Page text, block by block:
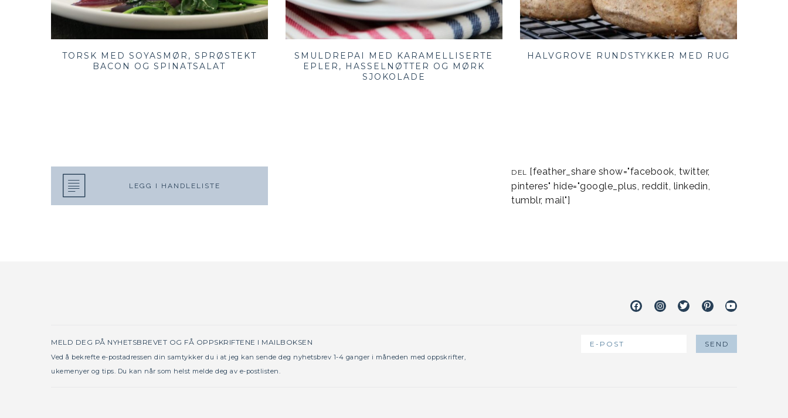
TORSK MED SOYASMØR, SPRØSTEKT
BACON OG SPINATSALAT
SMULDREPAI MED KARAMELLISERTE
EPLER, HASSELNØTTER OG MØRK
SJOKOLADE
HALVGROVE RUNDSTYKKER MED RUG
LEGG I HANDLELISTE
DEL
[feather_share show="facebook, twitter,
pinteres" hide="google_plus, reddit, linkedin,
tumblr, mail"]
FacebookInstagramTwitterPinterestYoutube
MELD DEG PÅ NYHETSBREVET OG FÅ OPPSKRIFTENE I MAILBOKSEN
Ved å bekrefte e-postadressen din samtykker du i at jeg kan sende deg nyhetsbrev 1-4 ganger i måneden med oppskrifter,
ukemenyer og tips. Du kan når som helst melde deg av e-postlisten.